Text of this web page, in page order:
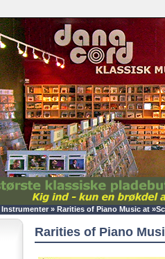
Instrumenter » Rarities of Piano Music at
Rarities of Piano